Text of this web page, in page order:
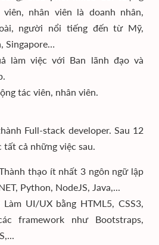
viên, nhân viên là doanh nhân,
người nổi tiếng đến từ Mỹ,
Singapore…
làm việc với Ban lãnh đạo và
tác viên, nhân viên.
Full-stack developer. Sau 12
cả những việc sau.
thạo ít nhất 3 ngôn ngữ lập
Python, NodeJS, Java,...
UI/UX bằng HTML5, CSS3,
framework như Bootstraps,